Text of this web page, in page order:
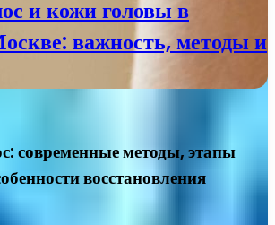
и кожи головы в
важность, методы и
современные методы, этапы
восстановления